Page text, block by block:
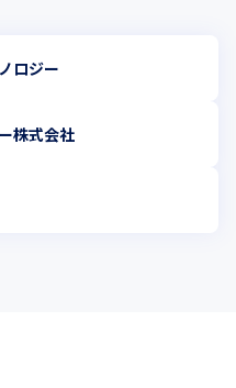
ロジー
株式会社